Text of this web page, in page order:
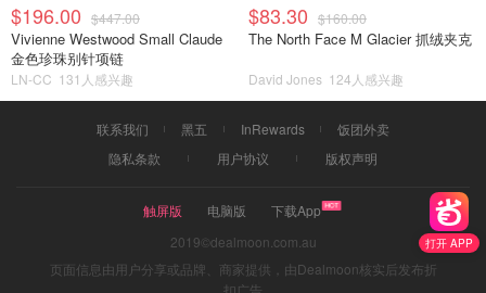
打开 APP
$196.00 $447.00
Vivienne Westwood Small Claude
金色珍珠别针项链
LN-CC 131人感兴趣
$83.30 $160.00
The North Face M Glacier 抓绒夹克
David Jones 124人感兴趣
联系我们 黑五 InRewards
饭团外卖
隐私条款
用户协议 版权声明
触屏版 电脑版
下载App
2019©dealmoon.com.au
页面信息由用户分享或品牌、商家提供，由Dealmoon核实后发布折
扣广告